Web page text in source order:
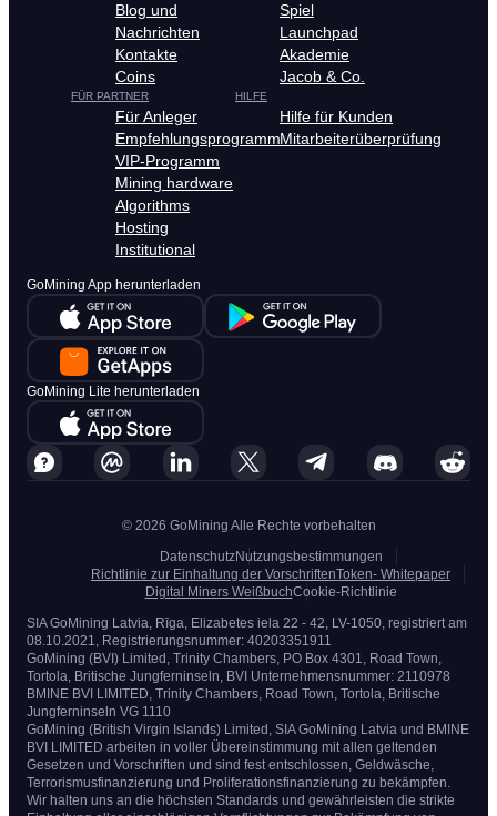
Blog und
Nachrichten
Kontakte
Coins
Spiel
Launchpad
Akademie
Jacob & Co.
FÜR PARTNER
Für Anleger
Empfehlungsprogramm
VIP-Programm
Mining hardware
Algorithms
Hosting
Institutional
HILFE
Hilfe für Kunden
Mitarbeiterüberprüfung
GoMining App herunterladen
GoMining Lite herunterladen
© 2026 GoMining Alle Rechte vorbehalten
DatenschutzNutzungsbestimmungen
Richtlinie zur Einhaltung der VorschriftenToken- Whitepaper
Digital Miners WeißbuchCookie-Richtlinie
SIA GoMining Latvia, Rīga, Elizabetes iela 22 - 42, LV-1050, registriert am
08.10.2021, Registrierungsnummer: 40203351911
GoMining (BVI) Limited, Trinity Chambers, PO Box 4301, Road Town,
Tortola, Britische Jungferninseln, BVI Unternehmensnummer: 2110978
BMINE BVI LIMITED, Trinity Chambers, Road Town, Tortola, Britische
Jungferninseln VG 1110
GoMining (British Virgin Islands) Limited, SIA GoMining Latvia und BMINE
BVI LIMITED arbeiten in voller Übereinstimmung mit allen geltenden
Gesetzen und Vorschriften und sind fest entschlossen, Geldwäsche,
Terrorismusfinanzierung und Proliferationsfinanzierung zu bekämpfen.
Wir halten uns an die höchsten Standards und gewährleisten die strikte